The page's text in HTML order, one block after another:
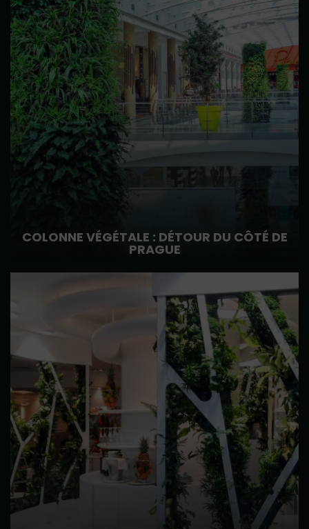
COLONNE VÉGÉTALE : DÉTOUR DU CÔTÉ DE
PRAGUE